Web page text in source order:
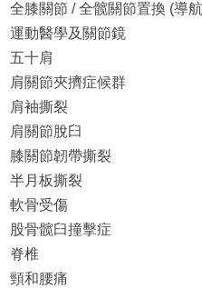
全膝關節 / 全髋關節置換 (導
運動醫學及關節鏡
五十肩
肩關節夾擠症候群
肩袖撕裂
肩關節脫臼
膝關節韌帶撕裂
半月板撕裂
軟骨受傷
股骨髋臼撞擊症
脊椎
頸和腰痛